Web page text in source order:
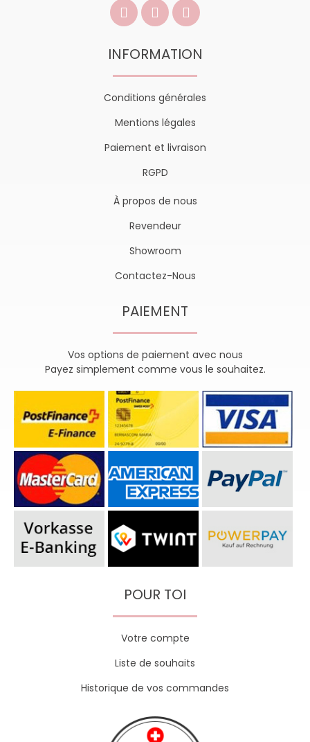
INFORMATION
Conditions générales
Mentions légales
Paiement et livraison
RGPD
À propos de nous
Revendeur
Showroom
Contactez-Nous
PAIEMENT
Vos options de paiement avec nous
Payez simplement comme vous le souhaitez.
POUR TOI
Votre compte
Liste de souhaits
Historique de vos commandes